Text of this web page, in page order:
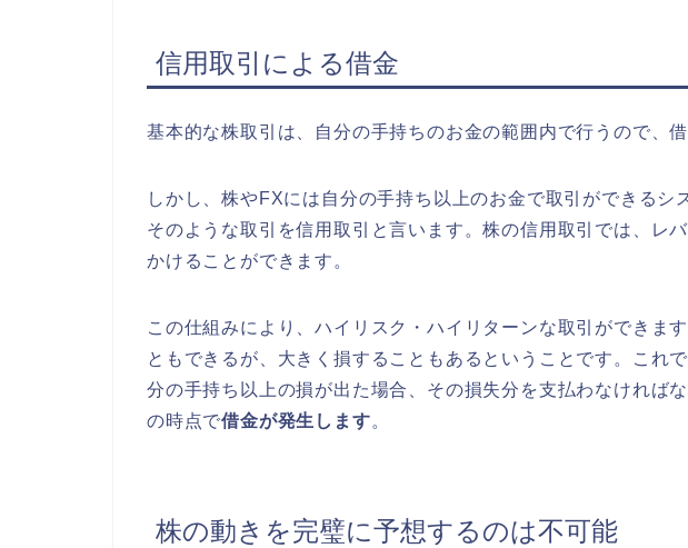
信用取引による借金
基本的な株取引は、自分の手持ちのお金の範囲内で行うので、
しかし、株やFXには自分の手持ち以上のお金で取引ができるシ
そのような取引を信用取引と言います。株の信用取引では、レ
かけることができます。
この仕組みにより、ハイリスク・ハイリターンな取引ができま
ともできるが、大きく損することもあるということです。これ
分の手持ち以上の損が出た場合、その損失分を支払わなければ
の時点で借金が発生します。
株の動きを完璧に予想するのは不可能